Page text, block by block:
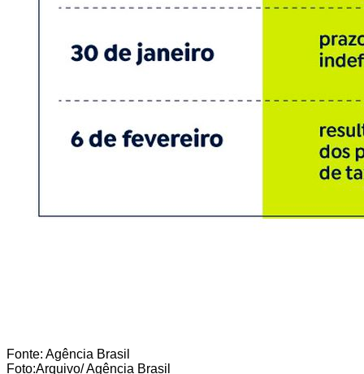
Fonte: Agência Brasil
Foto:Arquivo/ Agência Brasil